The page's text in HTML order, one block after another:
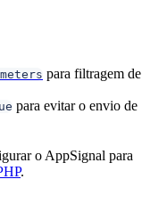
para filtragem de
para evitar o envio de
o AppSignal para
.